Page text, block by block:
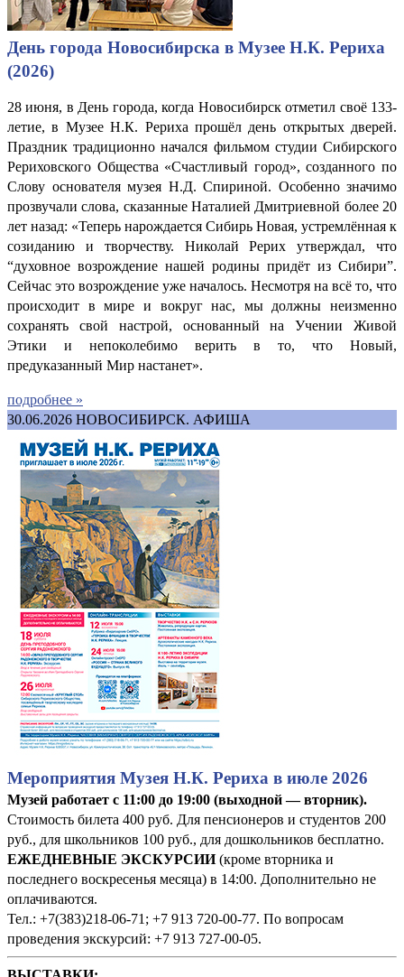
День города Новосибирска в Музее Н.К. Рериха
(2026)
28 июня, в День города, когда Новосибирск отметил своё 133-
летие, в Музее Н.К. Рериха прошёл день открытых дверей.
Праздник традиционно начался фильмом студии Сибирского
Рериховского Общества «Счастливый город», созданного по
Слову основателя музея Н.Д. Спириной. Особенно значимо
прозвучали слова, сказанные Наталией Дмитриевной более 20
лет назад: «Теперь нарождается Сибирь Новая, устремлённая к
созиданию и творчеству. Николай Рерих утверждал, что
“духовное возрождение нашей родины придёт из Сибири”.
Сейчас это возрождение уже началось. Несмотря на всё то, что
происходит в мире и вокруг нас, мы должны неизменно
сохранять свой настрой, основанный на Учении Живой
Этики и непоколебимо верить в то, что Новый,
предуказанный Мир настанет».
подробнее »
30.06.2026 НОВОСИБИРСК. АФИША
Мероприятия Музея Н.К. Рериха в июле 2026
Музей работает с 11:00 до 19:00 (выходной — вторник).
Стоимость билета 400 руб. Для пенсионеров и студентов 200
руб., для школьников 100 руб., для дошкольников бесплатно.
ЕЖЕДНЕВНЫЕ ЭКСКУРСИИ(кроме вторника и
последнего воскресенья месяца) в 14:00. Дополнительно не
оплачиваются.
Тел.: +7(383)218-06-71; +7 913 720-00-77. По вопросам
проведения экскурсий: +7 913 727-00-05.